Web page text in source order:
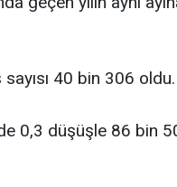
40 bin 306 oldu.
0,3 düşüşle 86 bin